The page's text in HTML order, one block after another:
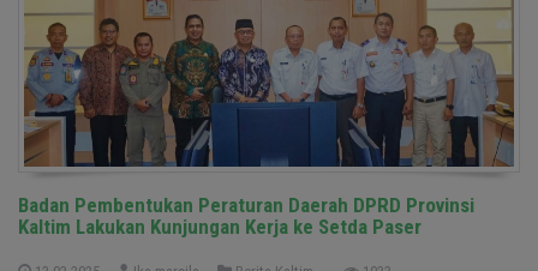
Badan Pembentukan Peraturan Daerah DPRD Provinsi
Kaltim Lakukan Kunjungan Kerja ke Setda Paser